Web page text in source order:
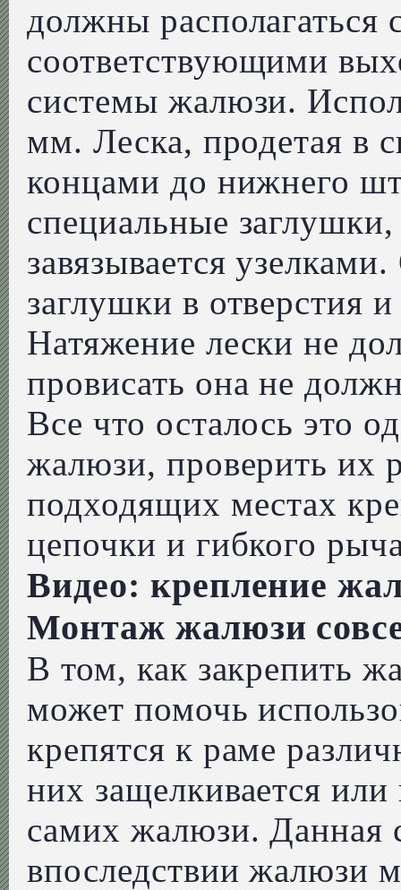
должны располагаться
соответствующими
системы жалюзи.
мм. Леска, продетая в
концами до нижнего
специальные
завязывается
заглушки в отверстия
Натяжение лески не
провисать она не
Все что осталось это
жалюзи, проверить их
подходящих местах
цепочки и гибкого
Видео: крепление
Монтаж жалюзи
В том, как закрепить
может помочь
крепятся к раме
них защелкивается
самих жалюзи. Данная
впоследствии жалюзи